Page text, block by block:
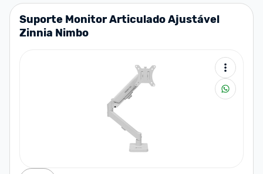
Suporte Monitor Articulado Ajustável
Zinnia Nimbo